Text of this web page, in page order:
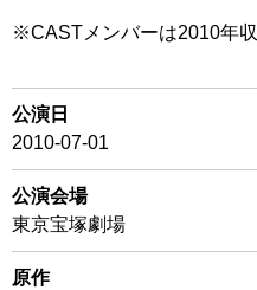
※CASTメンバーは2010年収
公演日
2010-07-01
公演会場
東京宝塚劇場
原作